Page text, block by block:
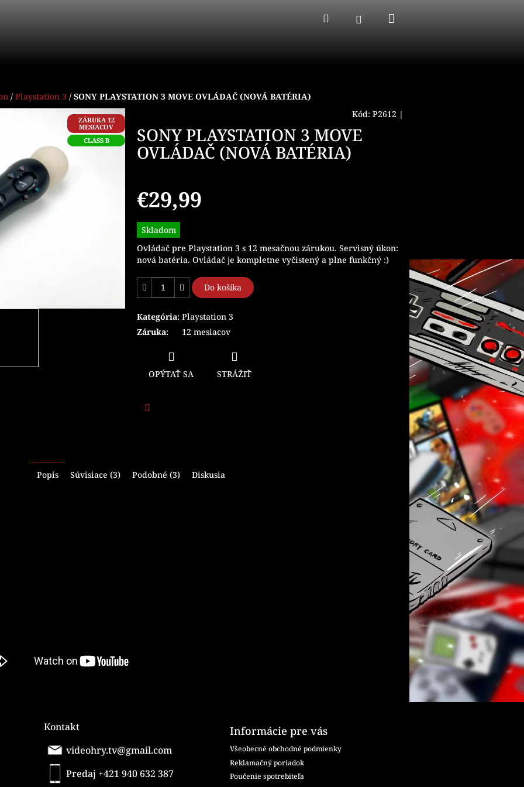
Hľadať Prihlásenie
/ Playstation 3 / SONY PLAYSTATION 3 MOVE OVLÁDAČ (NOVÁ BATÉRIA)
ZÁRUKA 12
MESIACOV
CLASS B
Kód: P2612 |
SONY PLAYSTATION 3 MOVE
OVLÁDAČ (NOVÁ BATÉRIA)
€29,99
Jednotková
cena:
Skladom
Ovládač pre Playstation 3 s 12 mesačnou zárukou. Servisný úkon:
nová batéria. Ovládač je kompletne vyčistený a plne funkčný :)
Do košíka
Kategória: Playstation 3
Záruka: 12 mesiacov
OPÝTAŤ SA STRÁŽIŤ
Popis Súvisiace (3) Podobné (3) Diskusia
Kontakt
videohry.tv@gmail.com
Predaj +421 940 632 387
Informácie pre vás
Všeobecné obchodné podmienky
Reklamačný poriadok
Poučenie spotrebiteľa